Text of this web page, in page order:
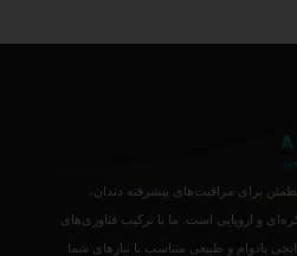
برای مراقبت‌های پیشرفته دندان،
و اروپایی است. ما با ترکیب فناوری‌های
بادوام و طبیعی متناسب با نیازهای شما